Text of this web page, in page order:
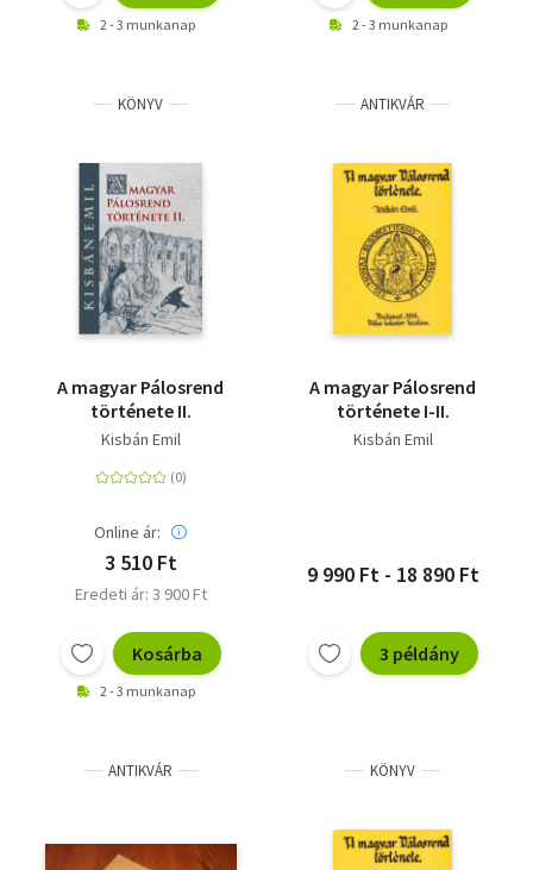
2 - 3 munkanap 2 - 3 munkanap
KÖNYV
A magyar Pálosrend
története II.
Kisbán Emil
Online ár:
3 510 Ft
Eredeti ár: 3 900 Ft
Kosárba
2 - 3 munkanap
ANTIKVÁR
A magyar Pálosrend
története I-II.
Kisbán Emil
9 990 Ft - 18 890 Ft
3 példány
ANTIKVÁR KÖNYV